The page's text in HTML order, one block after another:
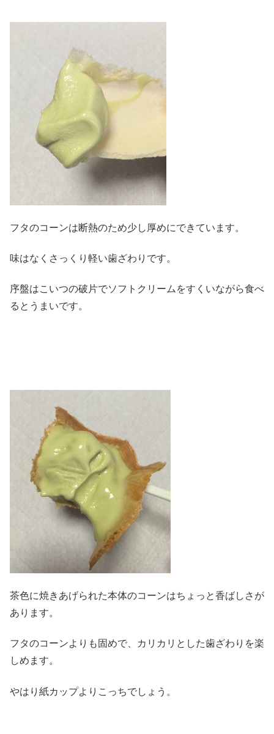
フタのコーンは断熱のため少し厚めにできています。
味はなくさっくり軽い歯ざわりです。
序盤はこいつの破片でソフトクリームをすくいながら食べ
るとうまいです。
茶色に焼きあげられた本体のコーンはちょっと香ばしさが
あります。
フタのコーンよりも固めで、カリカリとした歯ざわりを楽
しめます。
やはり紙カップよりこっちでしょう。